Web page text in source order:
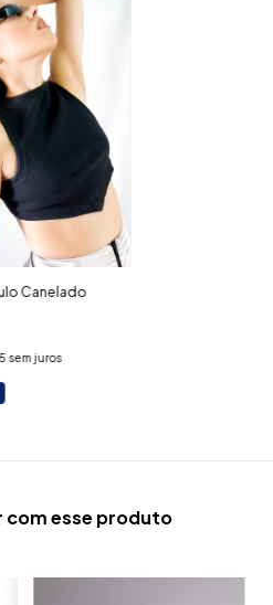
Canelado
sem juros
com esse produto